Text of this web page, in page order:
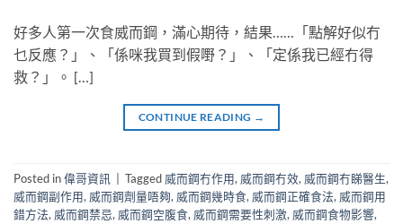
好多人第一次食威而鋼，滿心期待，結果……「點解好似冇
乜反應？」、「係咪我買到假嘢？」、「定係我已經冇得
救？」。 […]
CONTINUE READING →
Posted in偉哥資訊 Tagged 威而鋼冇作用, 威而鋼冇效, 威而鋼冇睇醫生,
威而鋼副作用, 威而鋼劑量唔夠, 威而鋼幾時食, 威而鋼正確食法, 威而鋼用
錯方法, 威而鋼禁忌, 威而鋼空腹食, 威而鋼需要性刺激, 威而鋼食物影響,